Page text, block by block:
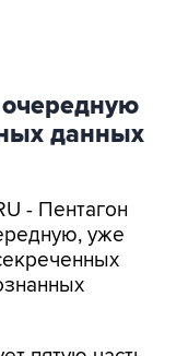
данных
- Пентагон
уже